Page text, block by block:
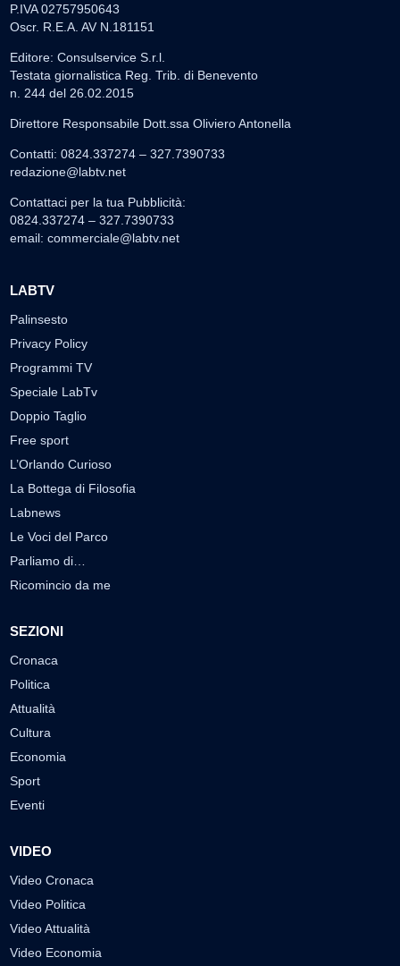
P.IVA 02757950643
Oscr. R.E.A. AV N.181151
Editore: Consulservice S.r.l.
Testata giornalistica Reg. Trib. di Benevento
n. 244 del 26.02.2015
Direttore Responsabile Dott.ssa Oliviero Antonella
Contatti: 0824.337274 – 327.7390733
redazione@labtv.net
Contattaci per la tua Pubblicità:
0824.337274 – 327.7390733
email: commerciale@labtv.net
LABTV
Palinsesto
Privacy Policy
Programmi TV
Speciale LabTv
Doppio Taglio
Free sport
L’Orlando Curioso
La Bottega di Filosofia
Labnews
Le Voci del Parco
Parliamo di…
Ricomincio da me
SEZIONI
Cronaca
Politica
Attualità
Cultura
Economia
Sport
Eventi
VIDEO
Video Cronaca
Video Politica
Video Attualità
Video Economia